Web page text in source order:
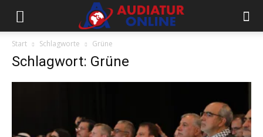
Start Schlagworte Grüne
Schlagwort: Grüne